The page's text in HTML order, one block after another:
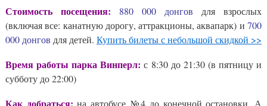
Стоимость посещения: 880 000 донгов для взрослых
(включая все: канатную дорогу, аттракционы, аквапарк) и 700
000 донгов для детей. Купить билеты с небольшой скидкой >>
Время работы парка Винперл: с 8:30 до 21:30 (в пятницу и
субботу до 22:00)
Как добраться: на автобусе №4 до конечной остановки. А